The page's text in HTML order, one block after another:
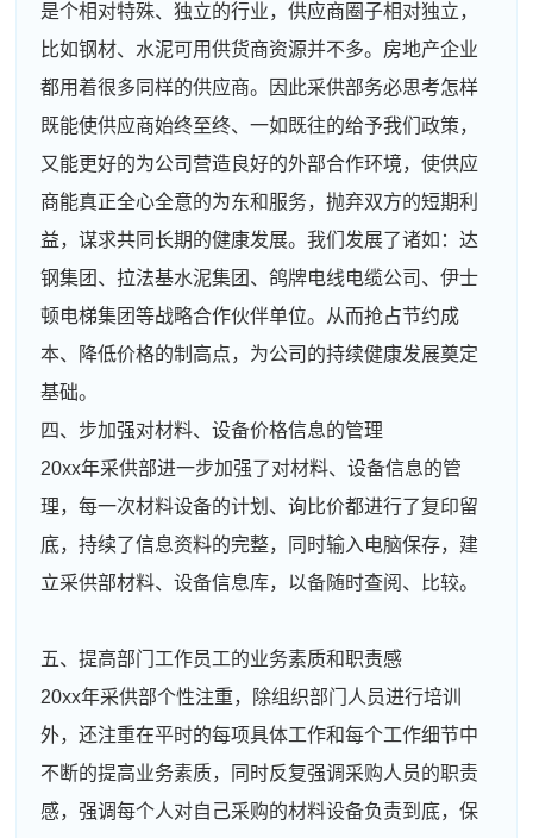
是个相对特殊、独立的行业，供应商圈子相对独立，
比如钢材、水泥可用供货商资源并不多。房地产企业
都用着很多同样的供应商。因此采供部务必思考怎样
既能使供应商始终至终、一如既往的给予我们政策，
又能更好的为公司营造良好的外部合作环境，使供应
商能真正全心全意的为东和服务，抛弃双方的短期利
益，谋求共同长期的健康发展。我们发展了诸如：达
钢集团、拉法基水泥集团、鸽牌电线电缆公司、伊士
顿电梯集团等战略合作伙伴单位。从而抢占节约成
本、降低价格的制高点，为公司的持续健康发展奠定
基础。
四、步加强对材料、设备价格信息的管理
20xx年采供部进一步加强了对材料、设备信息的管
理，每一次材料设备的计划、询比价都进行了复印留
底，持续了信息资料的完整，同时输入电脑保存，建
立采供部材料、设备信息库，以备随时查阅、比较。
五、提高部门工作员工的业务素质和职责感
20xx年采供部个性注重，除组织部门人员进行培训
外，还注重在平时的每项具体工作和每个工作细节中
不断的提高业务素质，同时反复强调采购人员的职责
感，强调每个人对自己采购的材料设备负责到底，保